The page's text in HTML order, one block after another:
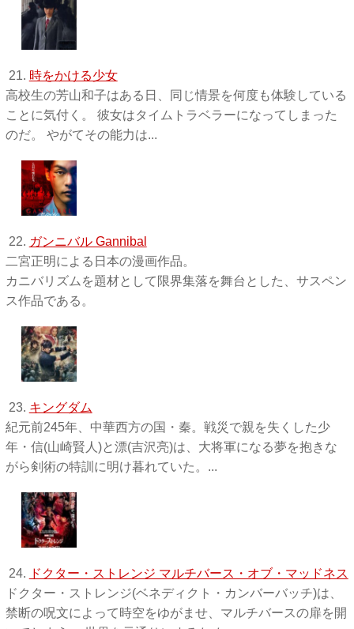
21. 時をかける少女
高校生の芳山和子はある日、同じ情景を何度も体験している
ことに気付く。 彼女はタイムトラベラーになってしまった
のだ。 やがてその能力は...
22. ガンニバル Gannibal
二宮正明による日本の漫画作品。
カニバリズムを題材として限界集落を舞台とした、サスペン
ス作品である。
23. キングダム
紀元前245年、中華西方の国・秦。戦災で親を失くした少
年・信(山崎賢人)と漂(吉沢亮)は、大将軍になる夢を抱きな
がら剣術の特訓に明け暮れていた。...
24. ドクター・ストレンジ マルチバース・オブ・マッドネス
ドクター・ストレンジ(ベネディクト・カンバーバッチ)は、
禁断の呪文によって時空をゆがませ、マルチバースの扉を開